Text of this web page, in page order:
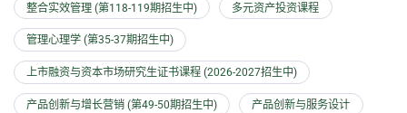
整合实效管理 (第118-119期招生中) 多元资产投资课程
管理心理学 (第35-37期招生中)
上市融资与资本市场研究生证书课程 (2026-2027招生中)
产品创新与增长营销 (第49-50期招生中) 产品创新与服务设计